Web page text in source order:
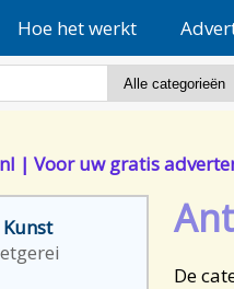
Hoe het werkt
| Voor uw gratis
De